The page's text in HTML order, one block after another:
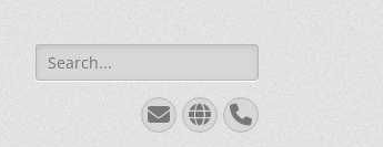
Search
for:
EmailWebsite
Phone